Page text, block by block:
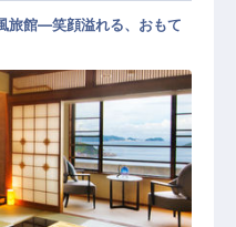
／寮完備／従業員
旅館―笑顔溢れる、おもて